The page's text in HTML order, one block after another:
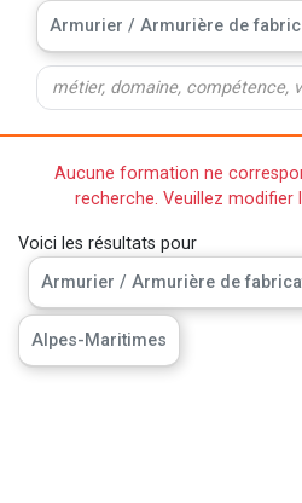
Armurier / Armurière de
Aucune formation ne
recherche. Veuillez modifier
Voici les résultats pour
Armurier / Armurière de
Alpes-Maritimes